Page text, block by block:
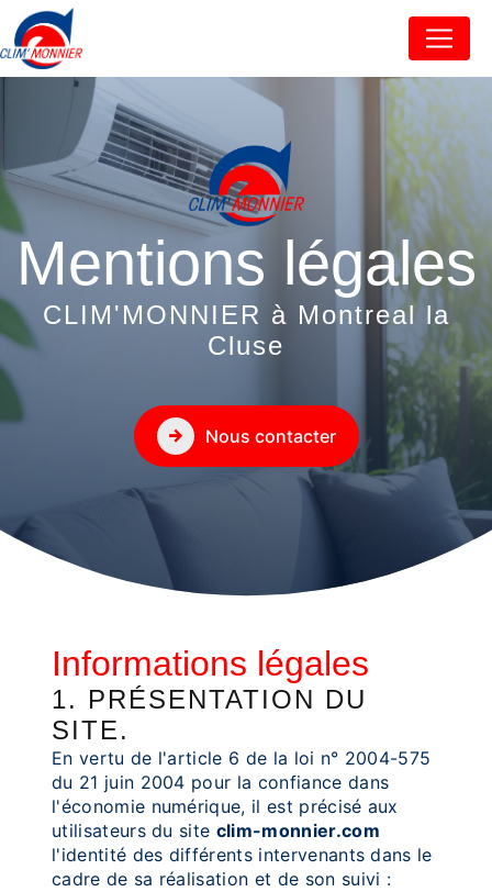
Mentions légales
CLIM'MONNIER à Montreal la
Cluse
Nous contacter
Informations légales
1. PRÉSENTATION DU
SITE.
En vertu de l'article 6 de la loi n° 2004-575
du 21 juin 2004 pour la confiance dans
l'économie numérique, il est précisé aux
utilisateurs du site clim-monnier.com
l'identité des différents intervenants dans le
cadre de sa réalisation et de son suivi :
Panneau de gestion des cookies